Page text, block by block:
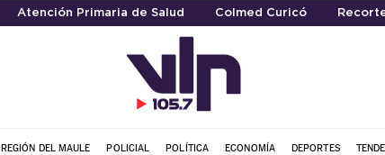
Atención Primaria de Salud Colmed Curicó
REGIÓN DEL MAULE POLICIAL POLÍTICA ECONOMÍA DEPORTES